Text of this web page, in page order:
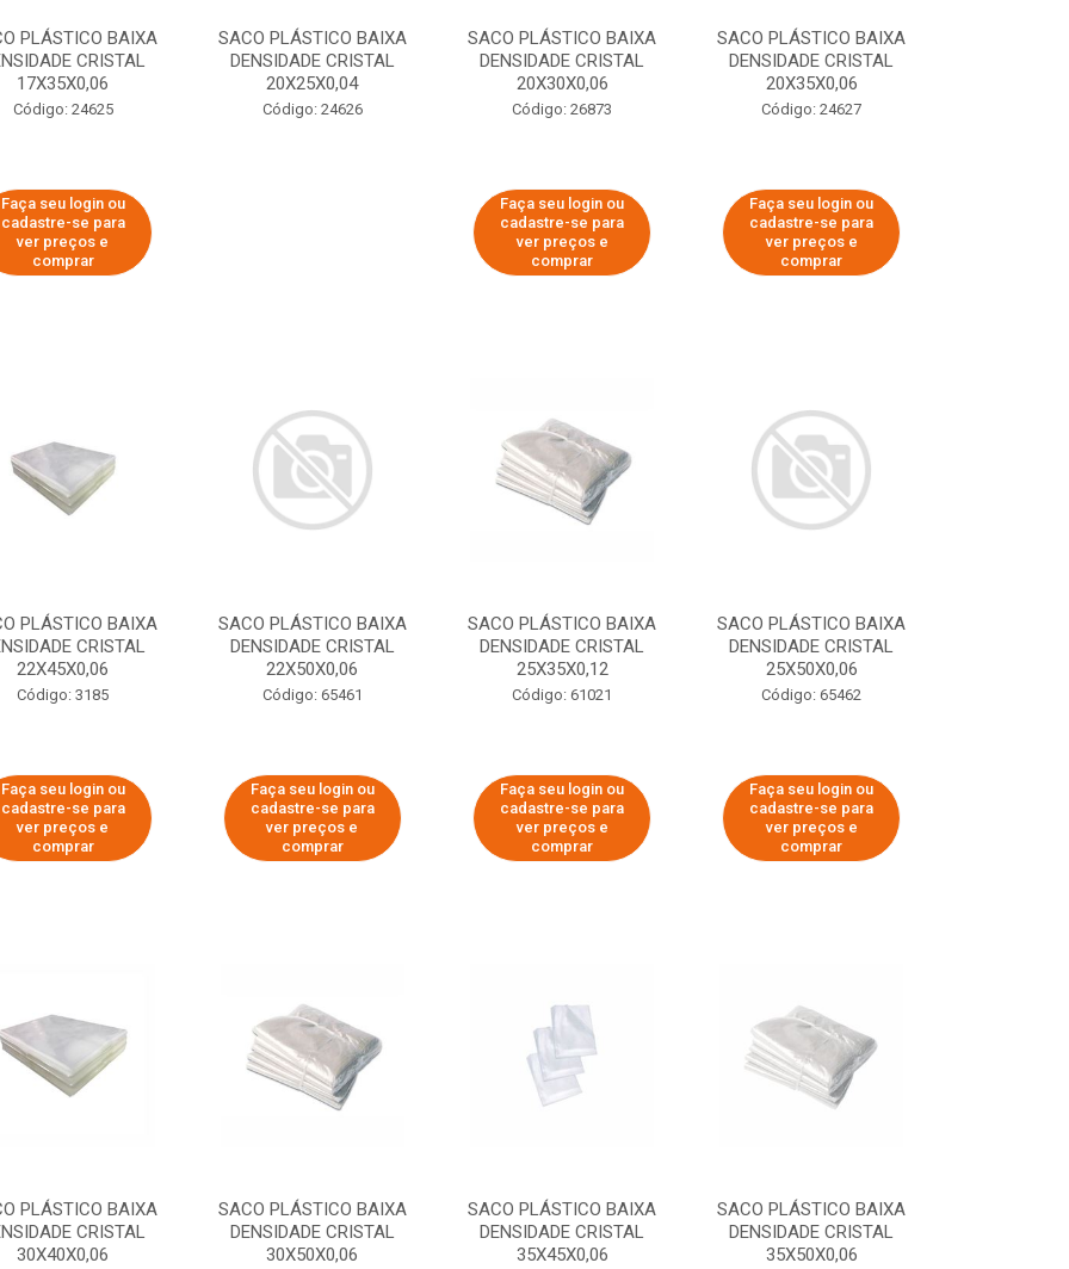
PLÁSTICO BAIXA
CRISTAL
17X35X0,06
Código: 24625
Faça seu login ou
cadastre-se para
ver preços e
comprar
SACO PLÁSTICO BAIXA
DENSIDADE CRISTAL
20X25X0,04
Código: 24626
SACO PLÁSTICO BAIXA
DENSIDADE CRISTAL
20X30X0,06
Código: 26873
Faça seu login ou
cadastre-se para
ver preços e
comprar
SACO PLÁSTICO BAIXA
DENSIDADE CRISTAL
20X35X0,06
Código: 24627
Faça seu login ou
cadastre-se para
ver preços e
comprar
PLÁSTICO BAIXA
CRISTAL
22X45X0,06
Código: 3185
Faça seu login ou
cadastre-se para
ver preços e
comprar
SACO PLÁSTICO BAIXA
DENSIDADE CRISTAL
22X50X0,06
Código: 65461
Faça seu login ou
cadastre-se para
ver preços e
comprar
SACO PLÁSTICO BAIXA
DENSIDADE CRISTAL
25X35X0,12
Código: 61021
Faça seu login ou
cadastre-se para
ver preços e
comprar
SACO PLÁSTICO BAIXA
DENSIDADE CRISTAL
25X50X0,06
Código: 65462
Faça seu login ou
cadastre-se para
ver preços e
comprar
PLÁSTICO BAIXA
CRISTAL
30X40X0,06
SACO PLÁSTICO BAIXA
DENSIDADE CRISTAL
30X50X0,06
SACO PLÁSTICO BAIXA
DENSIDADE CRISTAL
35X45X0,06
SACO PLÁSTICO BAIXA
DENSIDADE CRISTAL
35X50X0,06